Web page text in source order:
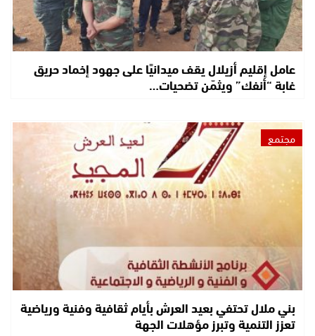
عامل إقليم أزيلال يقف ميدانيًا على جهود إخماد حريق
غابة “أنفك” ويثمّن تضحيات…
مجتمع
بني ملال تحتفي بعيد العرش بأيام ثقافية وفنية ورياضية
تعزز التنمية وتبرز مؤهلات الجهة